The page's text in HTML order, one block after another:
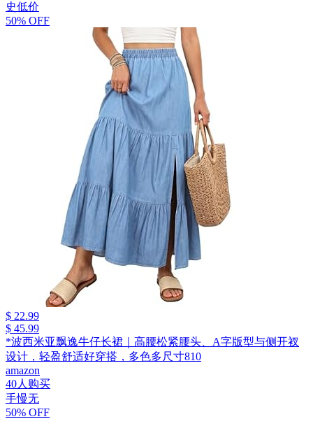
史低价
50% OFF
$ 22.99
$ 45.99
*波西米亚飘逸牛仔长裙｜高腰松紧腰头、A字版型与侧开衩
设计，轻盈舒适好穿搭，多色多尺寸810
amazon
40人购买
手慢无
50% OFF